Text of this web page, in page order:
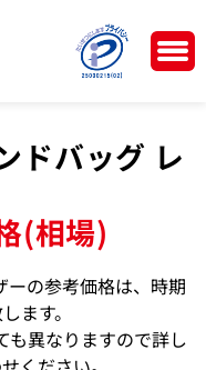
ドバッグ レ
(相場)
ーの参考価格は、時期
ます。
も異なりますので詳し